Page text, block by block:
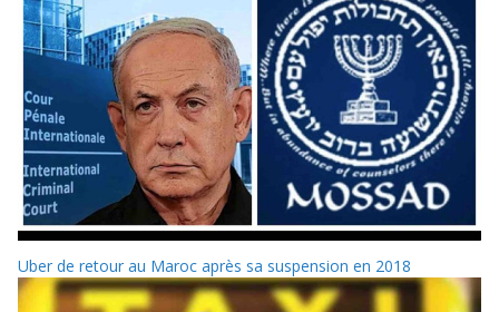
Uber de retour au Maroc après sa suspension en 2018